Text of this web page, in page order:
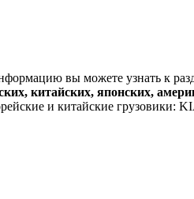
вы можете узнать к
китайских, японских,
и китайские грузовики: